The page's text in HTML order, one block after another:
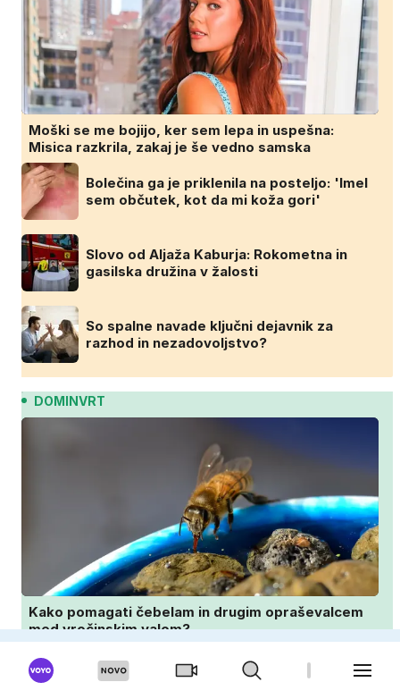
Moški se me bojijo, ker sem lepa in uspešna:
Misica razkrila, zakaj je še vedno samska
Bolečina ga je priklenila na posteljo: 'Imel
sem občutek, kot da mi koža gori'
Slovo od Aljaža Kaburja: Rokometna in
gasilska družina v žalosti
So spalne navade ključni dejavnik za
razhod in nezadovoljstvo?
DOMINVRT
Kako pomagati čebelam in drugim opraševalcem
med vročinskim valom?
Zakaj vaš paradižnik propada? Ena napaka
lahko uniči rastline – tako jih rešite